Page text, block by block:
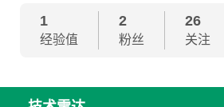
1
经验值
2
粉丝
26
关注